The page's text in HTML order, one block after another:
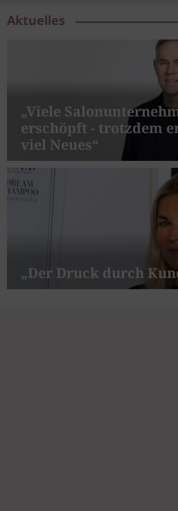
Aktuelles
„Viele
erschöpft - trotzdem
viel Neues“
„Der Druck durch